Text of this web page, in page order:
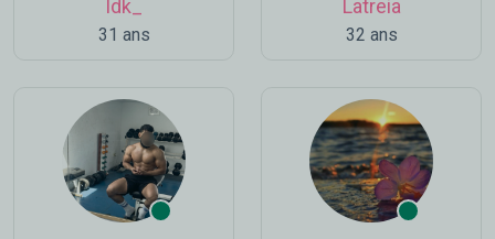
Idk_
31 ans
Latreia
32 ans